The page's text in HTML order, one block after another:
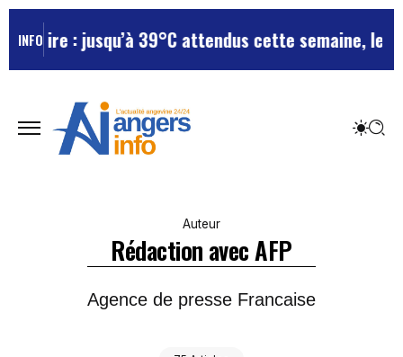
INFO 39°C attendus cette semaine, le département
Auteur
Rédaction avec AFP
Agence de presse Francaise